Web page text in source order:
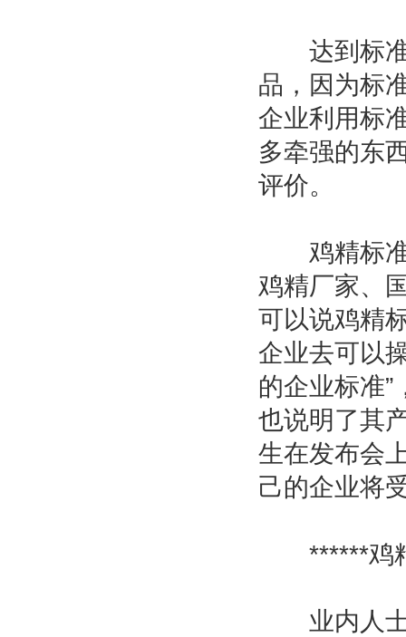
达到标准
品，因为标
企业利用标
多牵强的东
评价。
鸡精标准
鸡精厂家、
可以说鸡精
企业去可以
的企业标准
也说明了其
生在发布会
己的企业将
******鸡
业内人士